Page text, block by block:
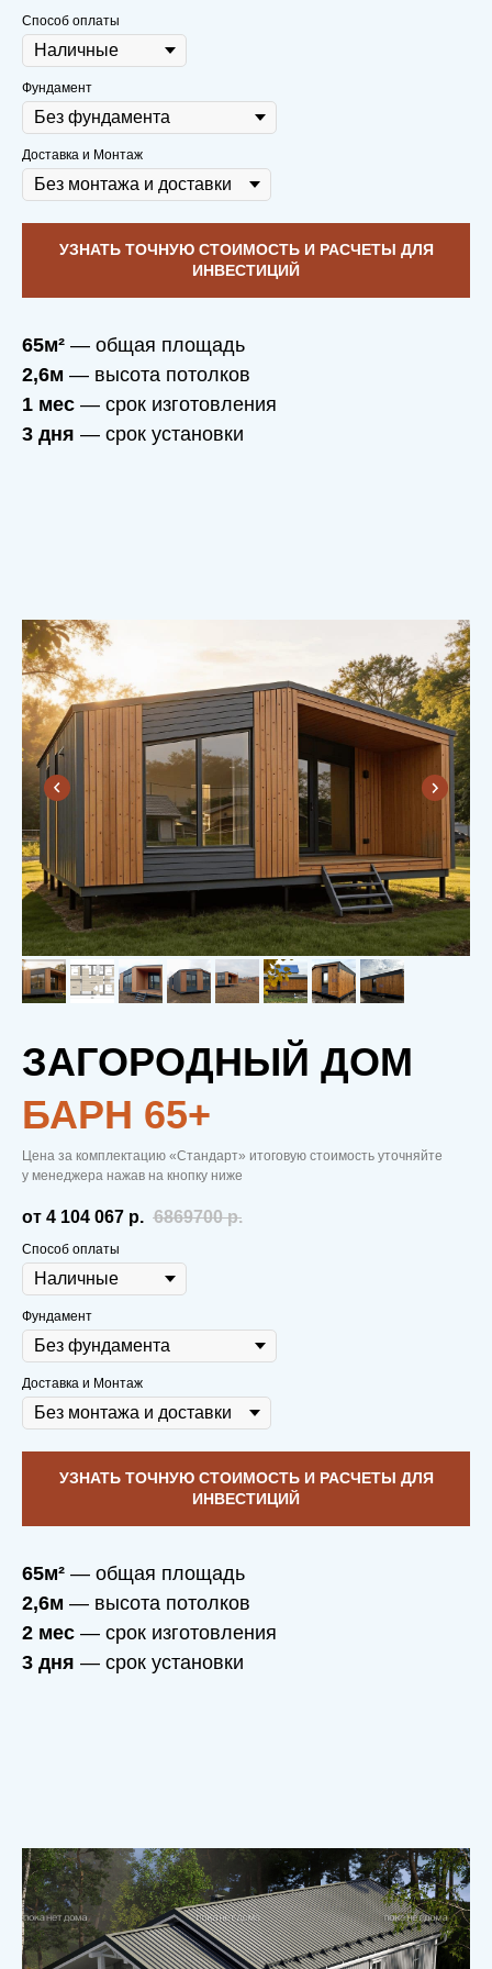
Способ оплаты
Фундамент
Доставка и Монтаж
УЗНАТЬ ТОЧНУЮ СТОИМОСТЬ И РАСЧЕТЫ ДЛЯ
ИНВЕСТИЦИЙ
65м² — общая площадь
2,6м — высота потолков
1 мес — срок изготовления
3 дня — срок установки
ЗАГОРОДНЫЙ ДОМ
БАРН 65+
Цена за комплектацию «Стандарт» итоговую стоимость уточняйте
у менеджера нажав на кнопку ниже
от 4 104 067 р. 6869700 р.
Способ оплаты
Фундамент
Доставка и Монтаж
УЗНАТЬ ТОЧНУЮ СТОИМОСТЬ И РАСЧЕТЫ ДЛЯ
ИНВЕСТИЦИЙ
65м² — общая площадь
2,6м — высота потолков
2 мес — срок изготовления
3 дня — срок установки
Через 10 лет приедем на чай с плюшками
со спокойной душой и послушаем,
новые мечты родились в вашем доме
который построили мы
ФУНДАМЕНТ —
ДРУЖБА,
Вместе с домом вы получаете теплые
и душевные отношения с «Пока нет
дома», которые продолжаются даже
после сдачи дома.
А друзья, которые вместе дом
построили — это на всю жизнь! Такой
фундамент даже коррозия не разрушит.
Потому что друзья — это
надолго!
МОДУЛЬНЫЕ
ДОМА —
ВСЕМУ
ГОЛОВА